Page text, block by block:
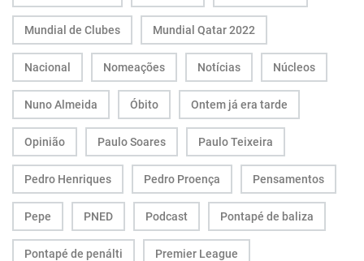
Mundial de Clubes Mundial Qatar 2022
Nacional Nomeações Notícias Núcleos
Nuno Almeida Óbito Ontem já era tarde
Opinião Paulo Soares Paulo Teixeira
Pedro Henriques Pedro Proença Pensamentos
Pepe PNED Podcast Pontapé de baliza
Pontapé de penálti Premier League